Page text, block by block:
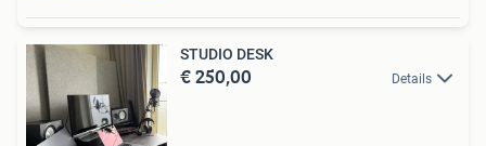
STUDIO DESK
€ 250,00 Details